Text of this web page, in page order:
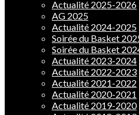
Actualité 2025-2026
AG 2025
Actualité 2024-2025
Soirée du Basket
Soirée du Basket
Actualité 2023-2024
Actualité 2022-2023
Actualité 2021-2022
Actualité 2020-2021
Actualité 2019-2020